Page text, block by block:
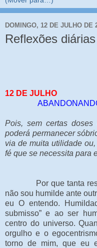
DOMINGO, 12 DE JULHO DE
Reflexões
12 DE JULHO
Pois, sem certas
poderá permanecer
via de muita utilidade
fé que se necessita para
Por que tanta
não sou humilde ante
eu O entendo.
submisso” e ao ser
centro do universo.
orgulho e o
torno de mim, que eu